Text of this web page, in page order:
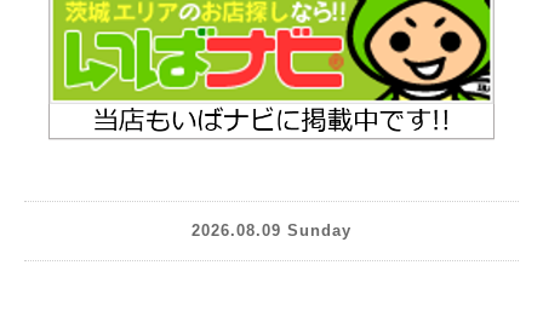
2026.08.09 Sunday